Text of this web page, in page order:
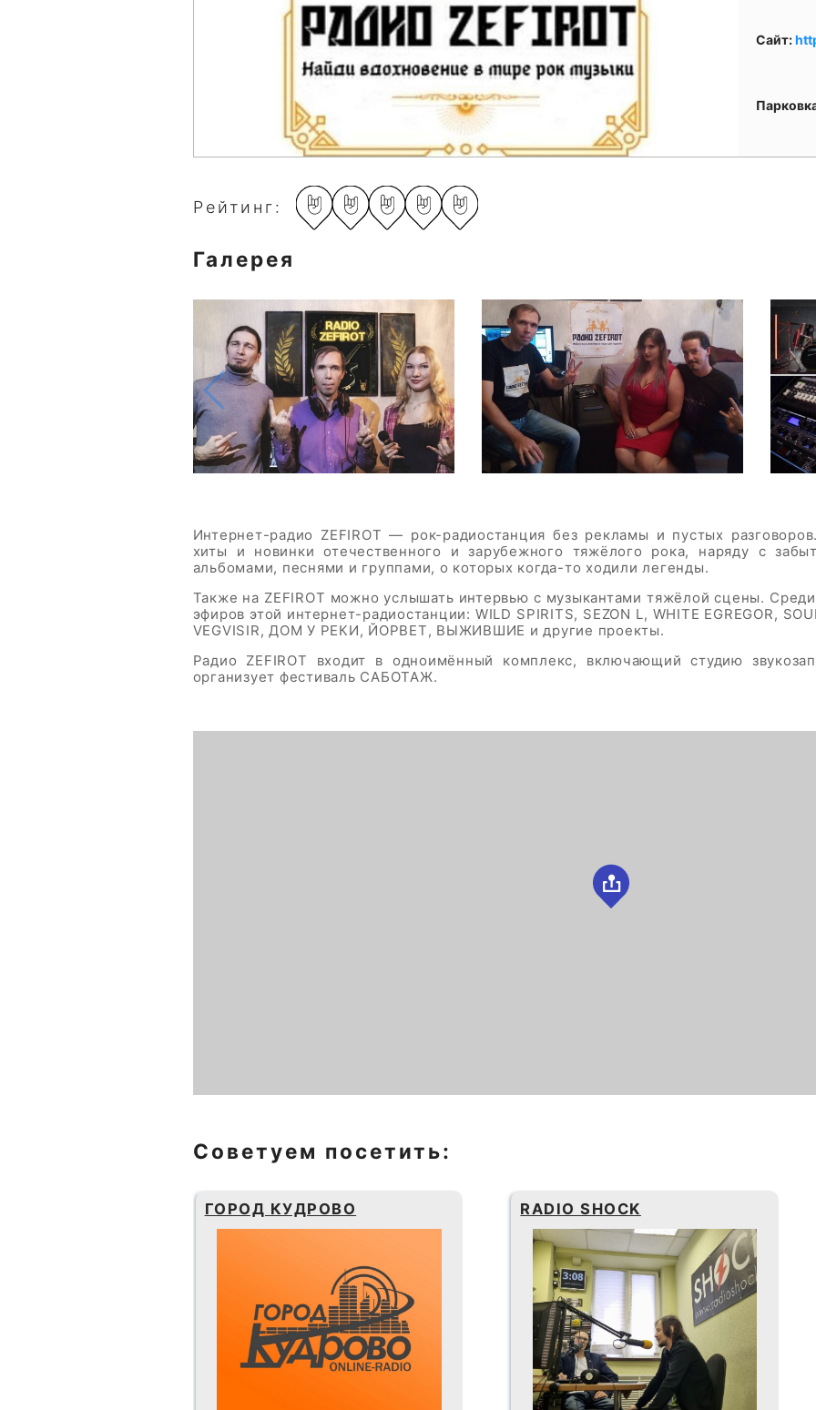
Сайт:
Рейтинг:
Галерея
Интернет-радио ZEFIROT — рок-радиостанция без рекламы и пустых
хиты и новинки отечественного и зарубежного тяжёлого рока, наряду с
альбомами, песнями и группами, о которых когда-то ходили легенды.
Также на ZEFIROT можно услышать интервью с музыкантами тяжёлой сцены. Среди
эфиров этой интернет-радиостанции: WILD SPIRITS, SEZON L, WHITE EGREGOR,
VEGVISIR, ДОМ У РЕКИ, ЙОРВЕТ, ВЫЖИВШИЕ и другие проекты.
Радио ZEFIROT входит в одноимённый комплекс, включающий студию
организует фестиваль САБОТАЖ.
Советуем посетить:
ГОРОД КУДРОВО RADIO SHOCK